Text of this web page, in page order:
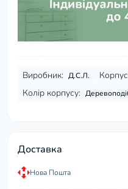
Виробник: Д.С.Л.
Колір корпусу:
Доставка
Нова Пошта